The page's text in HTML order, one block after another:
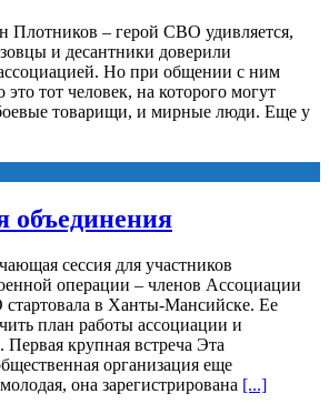
Плотников – герой СВО удивляется,
и десантники доверили
Но при общении с ним
тот человек, на которого могут
товарищи, и мирные люди. Еще у
объединения
сессия для участников
операции – членов Ассоциации
в Ханты-Мансийске. Ее
план работы ассоциации и
крупная встреча Эта
организация еще
она зарегистрирована [...]